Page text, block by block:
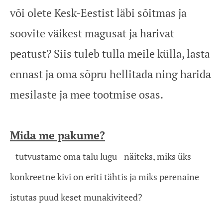
või olete Kesk-Eestist läbi sõitmas ja
soovite väikest magusat ja harivat
peatust? Siis tuleb tulla meile külla, lasta
ennast ja oma sõpru hellitada ning harida
mesilaste ja mee tootmise osas.
Mida me pakume?
- tutvustame oma talu lugu - näiteks, miks üks
konkreetne kivi on eriti tähtis ja miks perenaine
istutas puud keset munakiviteed?